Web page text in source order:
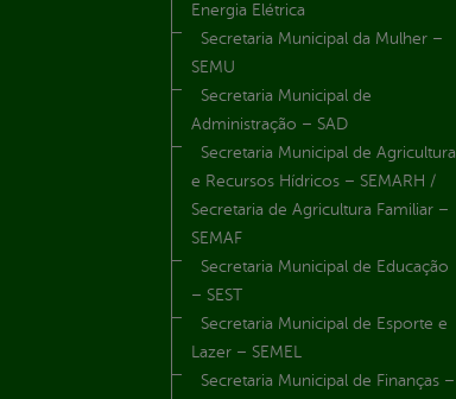
Energia Elétrica
Secretaria Municipal da Mulher –
SEMU
Secretaria Municipal de
Administração – SAD
Secretaria Municipal de Agricultura
e Recursos Hídricos – SEMARH /
Secretaria de Agricultura Familiar –
SEMAF
Secretaria Municipal de Educação
– SEST
Secretaria Municipal de Esporte e
Lazer – SEMEL
Secretaria Municipal de Finanças –